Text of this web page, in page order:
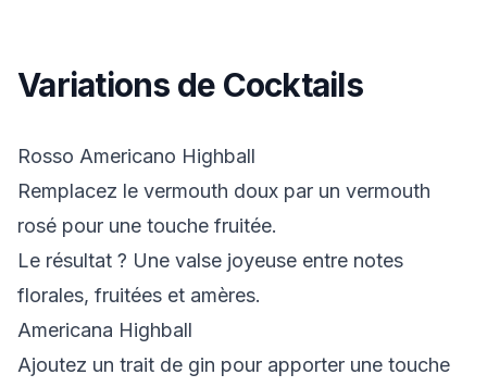
Variations de Cocktails
Rosso Americano Highball
Remplacez le vermouth doux par un vermouth
rosé pour une touche fruitée.
Le résultat ? Une valse joyeuse entre notes
florales, fruitées et amères.
Americana Highball
Ajoutez un trait de gin pour apporter une touche